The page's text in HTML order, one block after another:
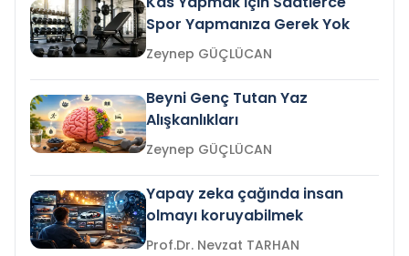
Spor Yapmanıza Gerek Yok
Zeynep GÜÇLÜCAN
Beyni Genç Tutan Yaz
Alışkanlıkları
Zeynep GÜÇLÜCAN
Yapay zeka çağında insan
olmayı koruyabilmek
Prof.Dr. Nevzat TARHAN